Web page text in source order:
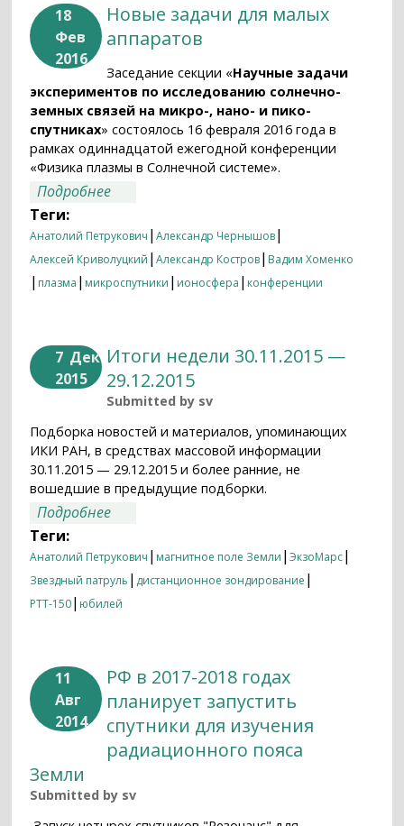
18
Фев
2016
Новые задачи для малых
аппаратов
Заседание секции «Научные задачи
экспериментов по исследованию солнечно-
земных связей на микро-, нано- и пико-
спутниках» состоялось 16 февраля 2016 года в
рамках одиннадцатой ежегодной конференции
«Физика плазмы в Солнечной системе».
Подробнее
Теги:
Анатолий Петрукович |Александр Чернышов|
Алексей Криволуцкий |Александр Костров| Вадим Хоменко
| плазма | микроспутники | ионосфера | конференции
7 Дек
2015
Итоги недели 30.11.2015 —
29.12.2015
Submitted by sv
Подборка новостей и материалов, упоминающих
ИКИ РАН, в средствах массовой информации
30.11.2015 — 29.12.2015 и более ранние, не
вошедшие в предыдущие подборки.
Подробнее
Теги:
Анатолий Петрукович | магнитное поле Земли |ЭкзоМарс|
Звездный патруль | дистанционное зондирование |
РТТ-150| юбилей
11
Авг
2014
РФ в 2017-2018 годах
планирует запустить
спутники для изучения
радиационного пояса
Земли
Submitted by sv